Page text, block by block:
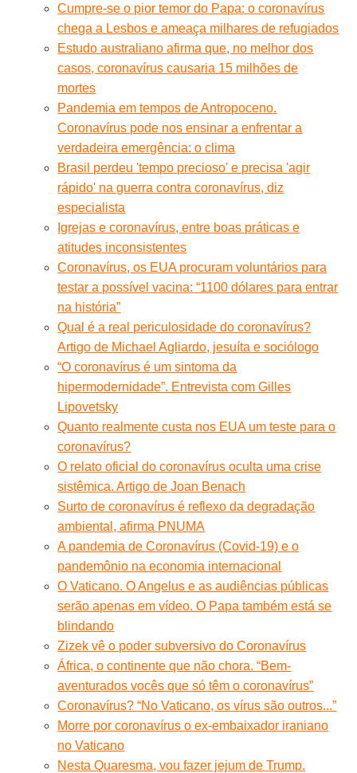
Cumpre-se o pior temor do Papa: o coronavírus
chega a Lesbos e ameaça milhares de refugiados
Estudo australiano afirma que, no melhor dos
casos, coronavírus causaria 15 milhões de
mortes
Pandemia em tempos de Antropoceno.
Coronavírus pode nos ensinar a enfrentar a
verdadeira emergência: o clima
Brasil perdeu 'tempo precioso' e precisa 'agir
rápido' na guerra contra coronavírus, diz
especialista
Igrejas e coronavírus, entre boas práticas e
atitudes inconsistentes
Coronavírus, os EUA procuram voluntários para
testar a possível vacina: “1100 dólares para entrar
na história”
Qual é a real periculosidade do coronavírus?
Artigo de Michael Agliardo, jesuíta e sociólogo
“O coronavírus é um sintoma da
hipermodernidade”. Entrevista com Gilles
Lipovetsky
Quanto realmente custa nos EUA um teste para o
coronavírus?
O relato oficial do coronavírus oculta uma crise
sistêmica. Artigo de Joan Benach
Surto de coronavírus é reflexo da degradação
ambiental, afirma PNUMA
A pandemia de Coronavírus (Covid-19) e o
pandemônio na economia internacional
O Vaticano. O Angelus e as audiências públicas
serão apenas em vídeo. O Papa também está se
blindando
Zizek vê o poder subversivo do Coronavírus
África, o continente que não chora. “Bem-
aventurados vocês que só têm o coronavírus”
Coronavírus? “No Vaticano, os vírus são outros...”
Morre por coronavírus o ex-embaixador iraniano
no Vaticano
Nesta Quaresma, vou fazer jejum de Trump.